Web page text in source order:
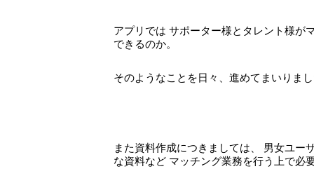
アプリでは サポーター様とタレント様が
できるのか。
そのようなことを日々、進めてまいりま
また資料作成につきましては、 男女ユー
な資料など マッチング業務を行う上で